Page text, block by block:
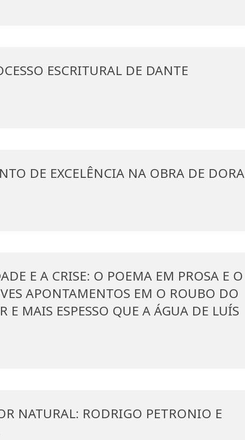
ESCRITURAL DE DANTE
DE EXCELÊNCIA NA OBRA DE DORA
E A CRISE: O POEMA EM PROSA E O
APONTAMENTOS EM O ROUBO DO
E MAIS ESPESSO QUE A ÁGUA DE LUÍS
NATURAL: RODRIGO PETRONIO E